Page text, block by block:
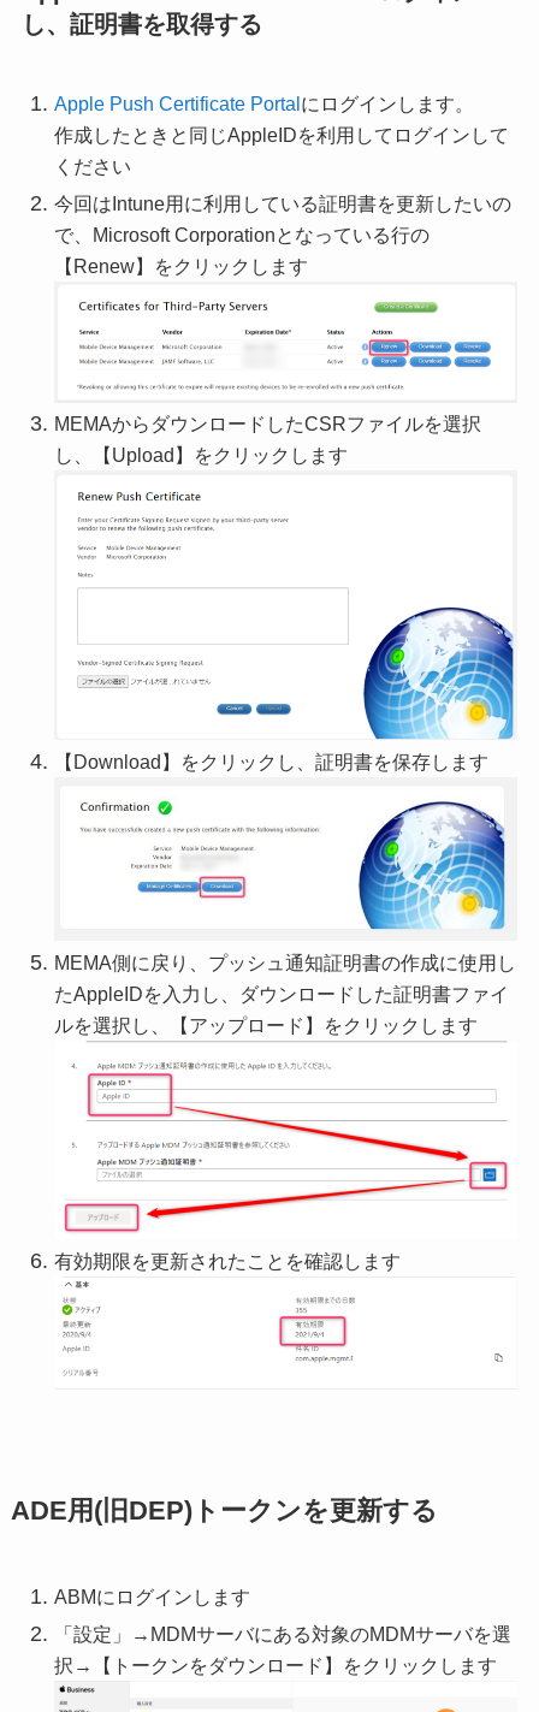
し、証明書を取得する
Apple Push Certificate Portal にログインします。
作成したときと同じAppleIDを利用してログインして
ください
今回はIntune用に利用している証明書を更新したいの
で、Microsoft Corporationとなっている行の
【Renew】をクリックします
MEMAからダウンロードしたCSRファイルを選択
し、【Upload】をクリックします
【Download】をクリックし、証明書を保存します
MEMA側に戻り、プッシュ通知証明書の作成に使用し
たAppleIDを入力し、ダウンロードした証明書ファイ
ルを選択し、【アップロード】をクリックします
有効期限を更新されたことを確認します
ADE用(旧DEP)トークンを更新する
ABMにログインします
「設定」→MDMサーバにある対象のMDMサーバを選
択→【トークンをダウンロード】をクリックします